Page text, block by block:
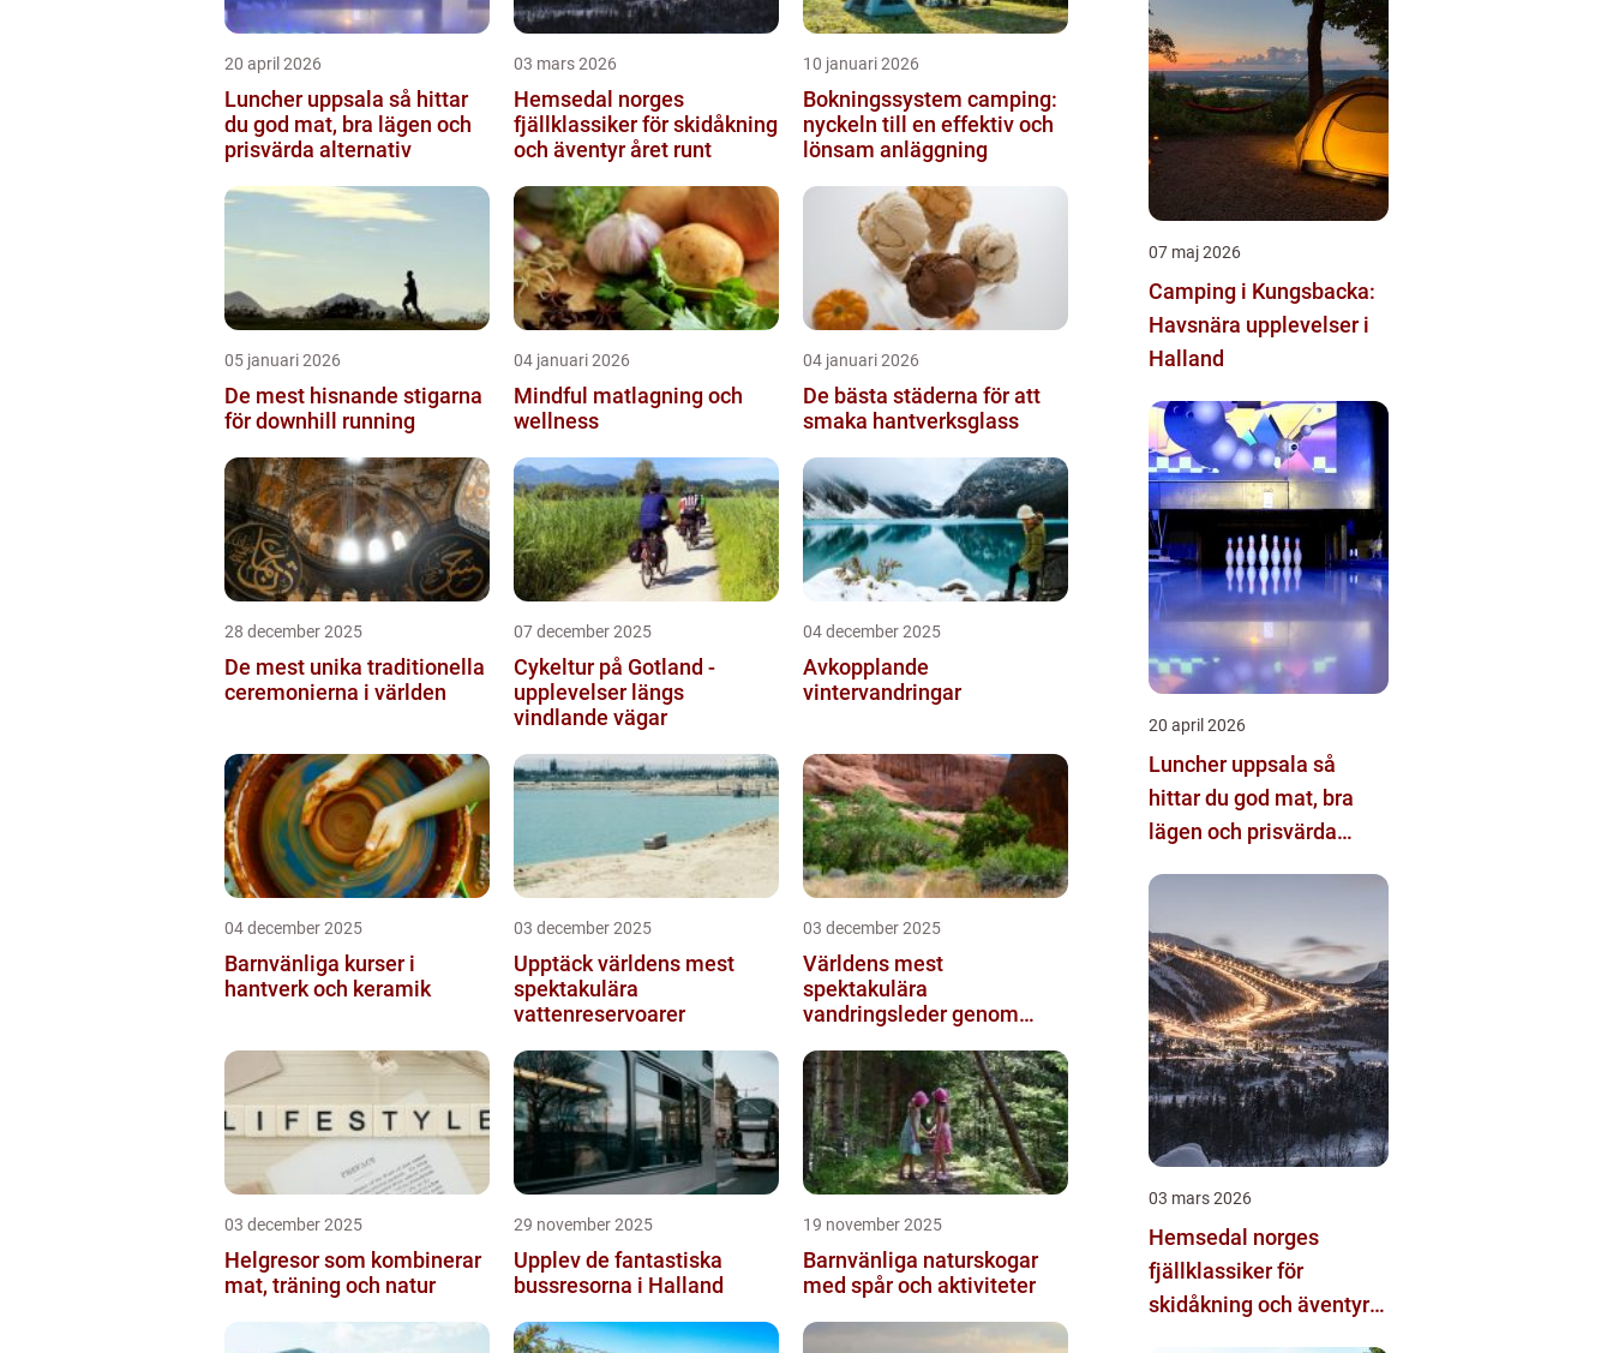
20 april 2026
Luncher uppsala så hittar
du god mat, bra lägen och
prisvärda alternativ
03 mars 2026
Hemsedal norges
fjällklassiker för skidåkning
och äventyr året runt
10 januari 2026
Bokningssystem camping:
nyckeln till en effektiv och
lönsam anläggning
05 januari 2026
De mest hisnande stigarna
för downhill running
04 januari 2026
Mindful matlagning och
wellness
04 januari 2026
De bästa städerna för att
smaka hantverksglass
28 december 2025
De mest unika traditionella
ceremonierna i världen
07 december 2025
Cykeltur på Gotland -
upplevelser längs
vindlande vägar
04 december 2025
Avkopplande
vintervandringar
04 december 2025
Barnvänliga kurser i
hantverk och keramik
03 december 2025
Upptäck världens mest
spektakulära
vattenreservoarer
03 december 2025
Världens mest
spektakulära
vandringsleder genom
03 december 2025
Helgresor som kombinerar
mat, träning och natur
29 november 2025
Upplev de fantastiska
bussresorna i Halland
19 november 2025
Barnvänliga naturskogar
med spår och aktiviteter
07 maj 2026
Camping i Kungsbacka:
Havsnära upplevelser i
Halland
20 april 2026
Luncher uppsala så
hittar du god mat, bra
lägen och prisvärda
03 mars 2026
Hemsedal norges
fjällklassiker för
skidåkning och äventyr